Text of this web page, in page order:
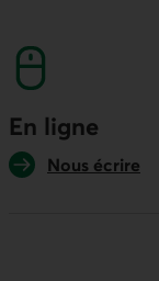
En ligne
Nous écrire